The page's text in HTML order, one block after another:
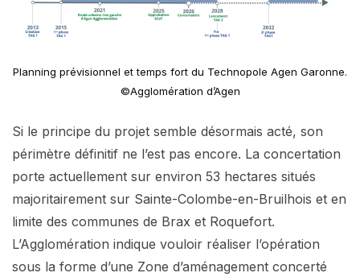
Planning prévisionnel et temps fort du Technopole Agen Garonne.
©Agglomération d’Agen
Si le principe du projet semble désormais acté, son
périmètre définitif ne l’est pas encore. La concertation
porte actuellement sur environ 53 hectares situés
majoritairement sur Sainte-Colombe-en-Bruilhois et en
limite des communes de Brax et Roquefort.
L’Agglomération indique vouloir réaliser l’opération
sous la forme d’une Zone d’aménagement concerté